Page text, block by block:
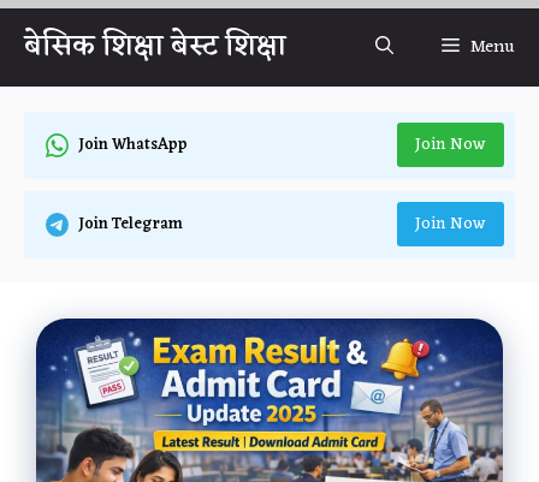
Skipबेसिक शिक्षा बेस्ट शिक्षा Menu
Join WhatsApp Join Now
Join Telegram Join Now